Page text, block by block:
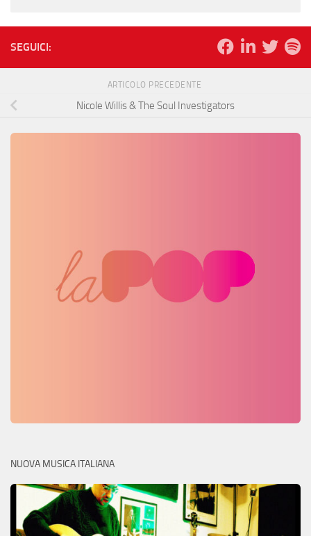
SEGUICI:
ARTICOLO PRECEDENTE
Nicole Willis & The Soul Investigators
NUOVA MUSICA ITALIANA